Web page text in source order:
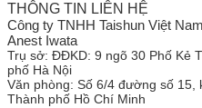
THÔNG TIN LIÊN HỆ
Công ty TNHH Taishun Việt
Anest Iwata
Trụ sở: ĐĐKD: 9 ngõ 30 Phố Kẻ
phố Hà Nội
Văn phòng: Số 6/4 đường số 15,
Thành phố Hồ Chí Minh